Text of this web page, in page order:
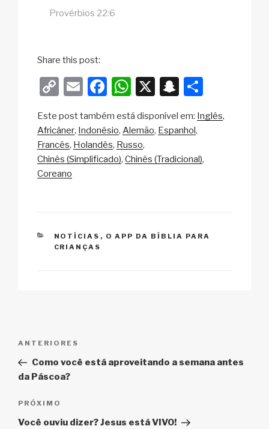
Provérbios 22:6
Share this post:
C
p
y
Li
n
E
ail
F
c
e
b
W
at
s
A
X
S
a
c
ar
Este post também está disponível em: Inglês
Africâner Indonésio Alemão Espanhol
Francês Holandês Russo
Chinês (Simplificado) Chinês (Tradicional)
Coreano
CATEGORIAS
NOTÍCIAS , O APP DA BÍBLIA PARA
CRIANÇAS
Post
Post
anterior
ANTERIORES
Como você está aproveitando a semana antes
da Páscoa?
Próximo
post
PRÓXIMO
Você ouviu dizer? Jesus está VIVO!